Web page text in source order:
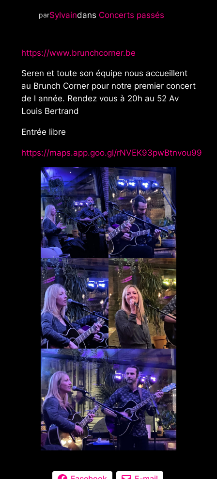
parSylvaindans Concerts passés
https://www.brunchcorner.be
Seren et toute son équipe nous accueillent
au Brunch Corner pour notre premier concert
de l année. Rendez vous à 20h au 52 Av
Louis Bertrand
Entrée libre
https://maps.app.goo.gl/rNVEK93pwBtnvou99